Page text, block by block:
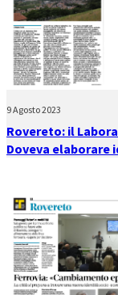
9 Agosto 2023
Rovereto: il
Doveva elaborare